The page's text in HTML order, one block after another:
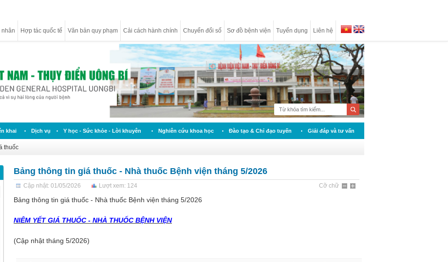
nhân Hợp tác quốc tế Văn bản quy phạm Cải cách hành chính Chuyển đổi số Sơ đồ bệnh viện Tuyển dụng Liên hệ
khai Dịch vụ Y học - Sức khỏe - Lời khuyên Nghiên cứu khoa học Đào tạo & Chỉ đạo tuyến Giải đáp và tư vấn
thuốc
Bảng thông tin giá thuốc - Nhà thuốc Bệnh viện tháng 5/2026
Cập nhật: 01/05/2026 Lượt xem: 124 Cỡ chữ
Bảng thông tin giá thuốc - Nhà thuốc Bệnh viện tháng 5/2026
NIÊM YẾT GIÁ THUỐC - NHÀ THUỐC BỆNH VIỆN
(Cập nhật tháng 5/2026)